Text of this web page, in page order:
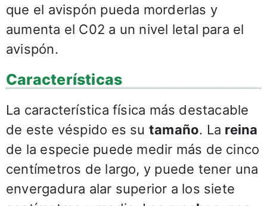
que el avispón pueda morderlas y
aumenta el C02 a un nivel letal para el
avispón.
Características
La característica física más destacable
de este véspido es su tamaño. La reina
de la especie puede medir más de cinco
centímetros de largo, y puede tener una
envergadura alar superior a los siete